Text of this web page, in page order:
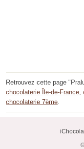
Retrouvez cette page
chocolaterie Île-de-France,
chocolaterie 7ème.